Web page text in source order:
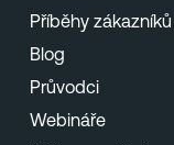
Příběhy zákazníků
Blog
Průvodci
Webináře